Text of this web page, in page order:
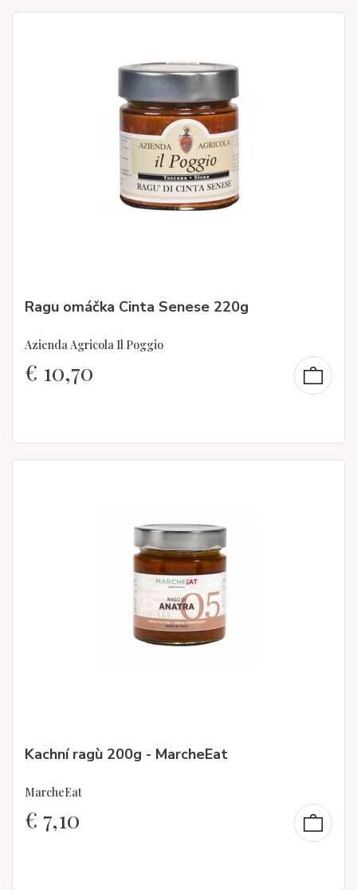
Ragu omáčka Cinta Senese 220g
Azienda Agricola Il Poggio
€ 10,70
Kachní ragù 200g - MarcheEat
MarcheEat
€ 7,10